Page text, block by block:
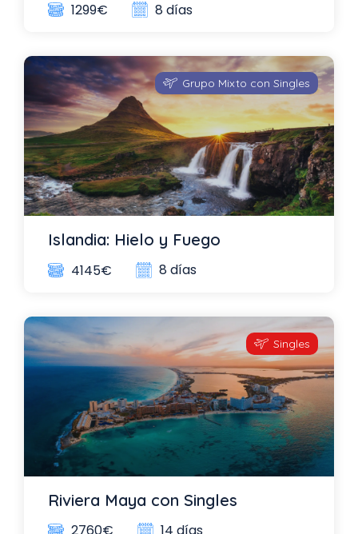
1299€ 8 días
Grupo Mixto con Singles
Islandia: Hielo y Fuego
4145€ 8 días
Singles
Riviera Maya con Singles